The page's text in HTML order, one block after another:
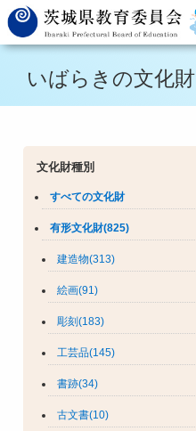
いばらきの文化財
文化財種別
すべての文化財
有形文化財(825)
建造物(313)
絵画(91)
彫刻(183)
工芸品(145)
書跡(34)
古文書(10)